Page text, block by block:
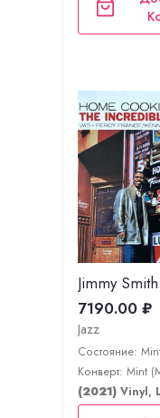
7190.00 ₽
Jazz
Состояние:
Конверт: Mint
(2021) Vinyl,